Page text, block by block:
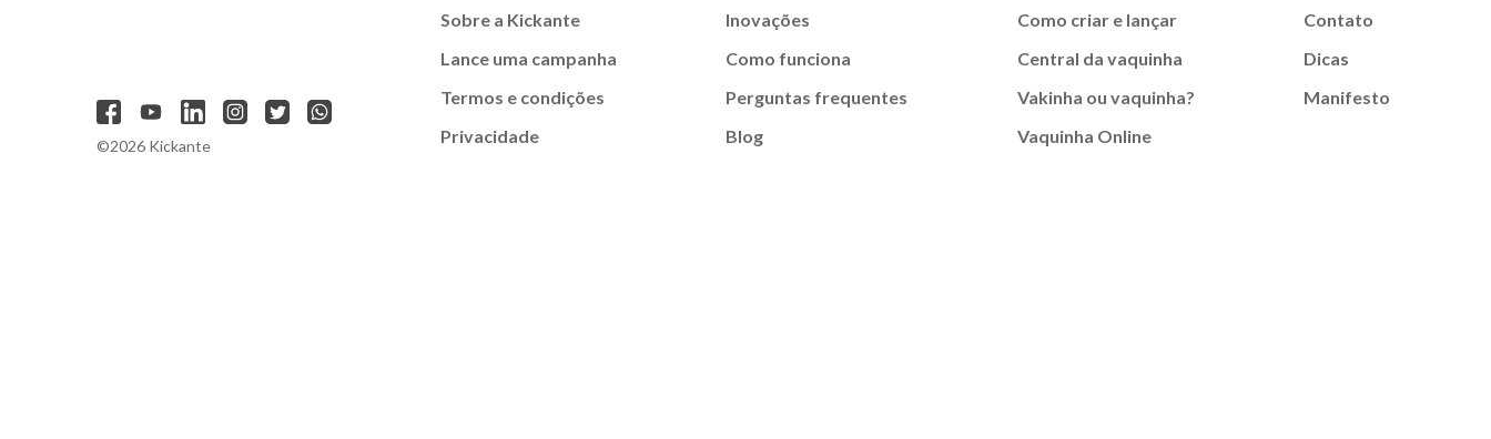
©2026 Kickante
Sobre a Kickante
Lance uma campanha
Termos e condições
Privacidade
Inovações
Como funciona
Perguntas frequentes
Blog
Como criar e lançar
Central da vaquinha
Vakinha ou vaquinha?
Vaquinha Online
Contato
Dicas
Manifesto